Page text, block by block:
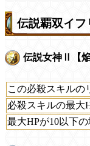
伝説覇双イフ
伝説女神Ⅱ【焔
この必殺スキルの
必殺スキルの最大
最大HPが10以下